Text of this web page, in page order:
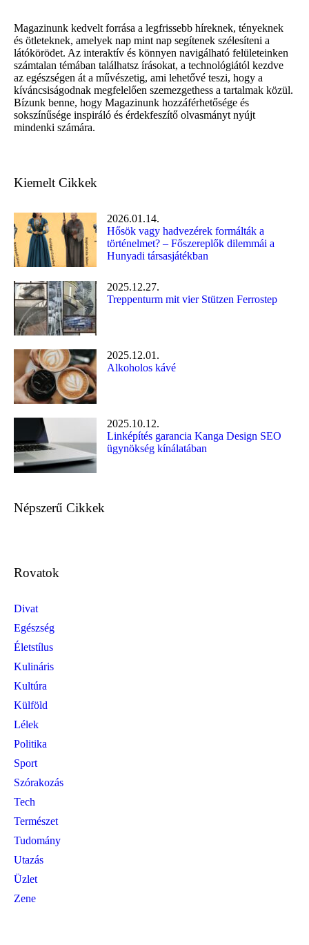
Magazinunk kedvelt forrása a legfrissebb híreknek, tényeknek
és ötleteknek, amelyek nap mint nap segítenek szélesíteni a
látókörödet. Az interaktív és könnyen navigálható felületeinken
számtalan témában találhatsz írásokat, a technológiától kezdve
az egészségen át a művészetig, ami lehetővé teszi, hogy a
kíváncsiságodnak megfelelően szemezgethess a tartalmak közül.
Bízunk benne, hogy Magazinunk hozzáférhetősége és
sokszínűsége inspiráló és érdekfeszítő olvasmányt nyújt
mindenki számára.
Kiemelt Cikkek
2026.01.14.
Hősök vagy hadvezérek formálták a
történelmet? – Főszereplők dilemmái a
Hunyadi társasjátékban
2025.12.27.
Treppenturm mit vier Stützen Ferrostep
2025.12.01.
Alkoholos kávé
2025.10.12.
Linképítés garancia Kanga Design SEO
ügynökség kínálatában
Népszerű Cikkek
Rovatok
Divat
Egészség
Életstílus
Kulináris
Kultúra
Külföld
Lélek
Politika
Sport
Szórakozás
Tech
Természet
Tudomány
Utazás
Üzlet
Zene